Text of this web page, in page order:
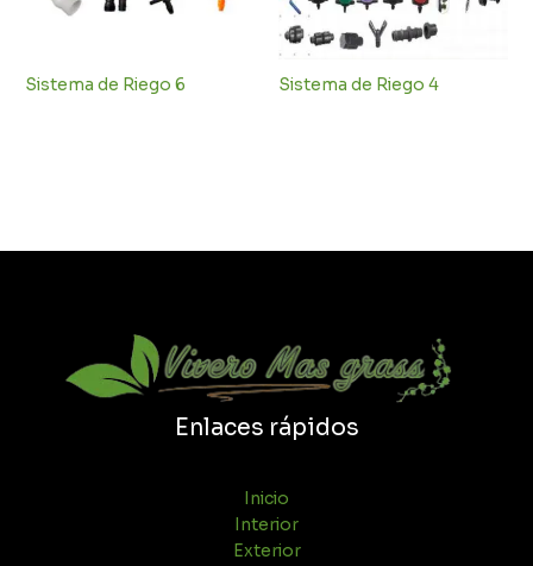
Sistema de Riego 6 Sistema de Riego 4
Enlaces rápidos
Inicio
Interior
Exterior